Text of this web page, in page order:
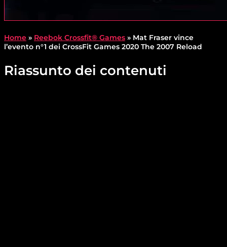
Home » Reebok Crossfit® Games » Mat Fraser vince
l’evento n°1 dei CrossFit Games 2020 The 2007 Reload
Riassunto dei contenuti